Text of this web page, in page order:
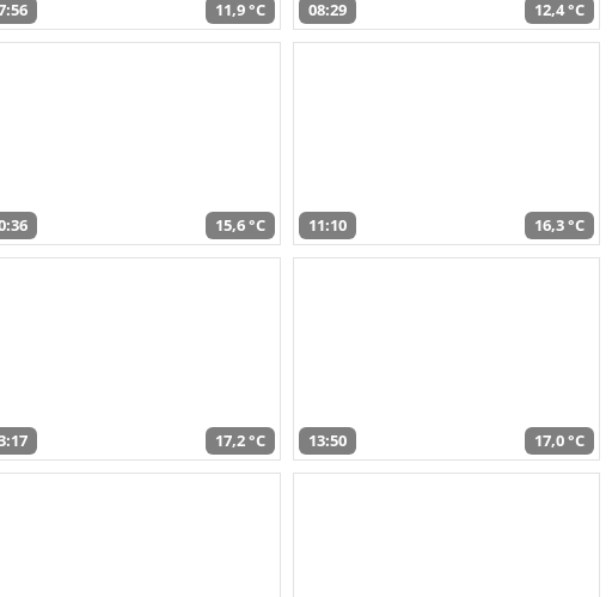
11,9 °C 08:29 12,4 °C
15,6 °C 11:10 16,3 °C
17,2 °C 13:50 17,0 °C